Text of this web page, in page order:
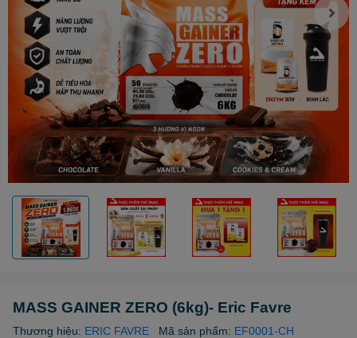
MASS GAINER ZERO (6kg)- Eric Favre
Thương hiệu: ERIC FAVRE Mã sản phẩm: EF0001-CH